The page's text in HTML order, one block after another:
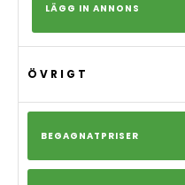
LÄGG IN ANNONS
ÖVRIGT
BEGAGNATPRISER